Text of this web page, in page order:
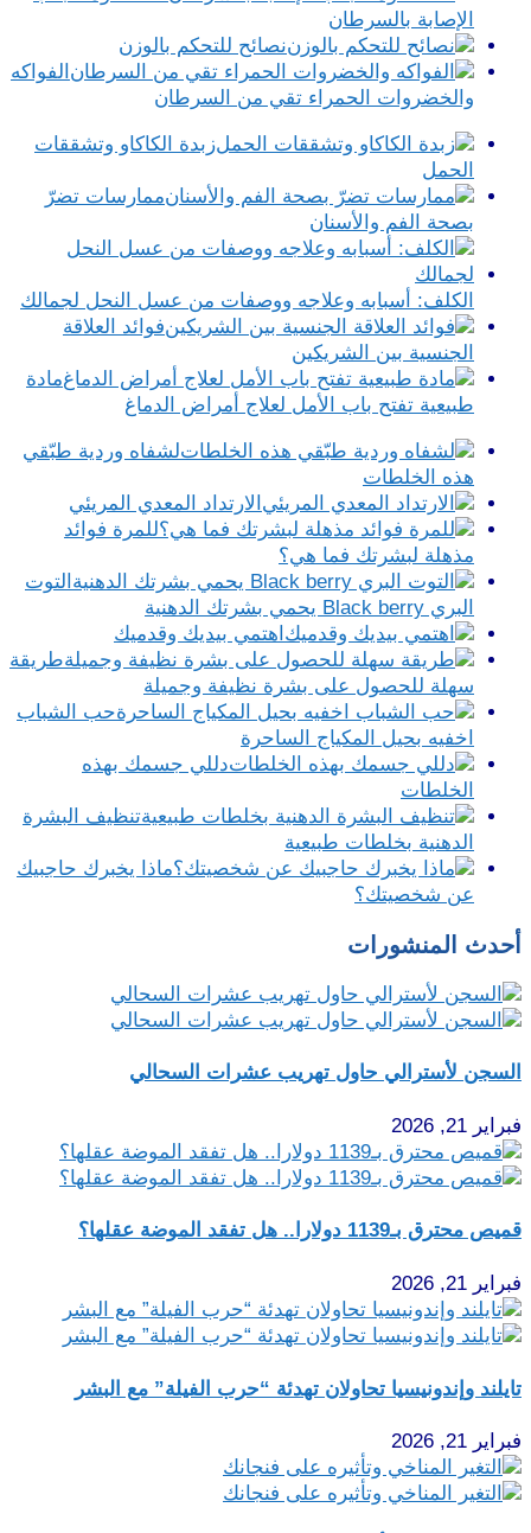
الإصابة بالسرطان
نصائح للتحكم بالوزن
الفواكه
والخضروات الحمراء تقي من السرطان
زبدة الكاكاو وتشققات
الحمل
ممارسات تضرّ
بصحة الفم والأسنان
الكلف: أسبابه وعلاجه ووصفات من عسل النحل لجمالك
فوائد العلاقة
الجنسية بين الشريكين
مادة
طبيعية تفتح باب الأمل لعلاج أمراض الدماغ
لشفاه وردية طبّقي
هذه الخلطات
الارتداد المعدي المريئي
للمرة فوائد
مذهلة لبشرتك فما هي؟
التوت
البري Black berry يحمي بشرتك الدهنية
اهتمي بيديك وقدميك
طريقة
سهلة للحصول على بشرة نظيفة وجميلة
حب الشباب
اخفيه بحيل المكياج الساحرة
دللي جسمك بهذه
الخلطات
تنظيف البشرة
الدهنية بخلطات طبيعية
ماذا يخبرك حاجبيك
عن شخصيتك؟
أحدث المنشورات
السجن لأسترالي حاول تهريب عشرات السحالي
فبراير 21, 2026
قميص محترق بـ1139 دولارا.. هل تفقد الموضة عقلها؟
فبراير 21, 2026
تايلند وإندونيسيا تحاولان تهدئة “حرب الفيلة” مع البشر
فبراير 21, 2026